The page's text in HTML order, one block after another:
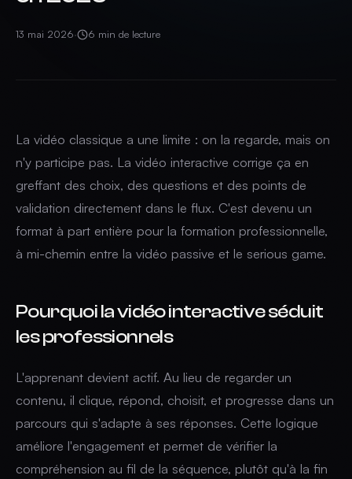
13 mai 2026· 6 min de lecture
La vidéo classique a une limite : on la regarde, mais on
n'y participe pas. La vidéo interactive corrige ça en
greffant des choix, des questions et des points de
validation directement dans le flux. C'est devenu un
format à part entière pour la formation professionnelle,
à mi-chemin entre la vidéo passive et le serious game.
Pourquoi la vidéo interactive séduit
les professionnels
L'apprenant devient actif. Au lieu de regarder un
contenu, il clique, répond, choisit, et progresse dans un
parcours qui s'adapte à ses réponses. Cette logique
améliore l'engagement et permet de vérifier la
compréhension au fil de la séquence, plutôt qu'à la fin